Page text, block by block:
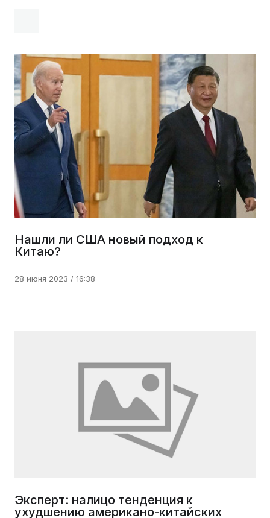
Нашли ли США новый подход к
Китаю?
28 июня 2023 / 16:38
Эксперт: налицо тенденция к
ухудшению американо-китайских